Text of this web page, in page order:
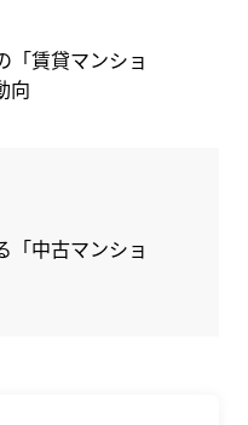
「賃貸マンショ
向
「中古マンショ